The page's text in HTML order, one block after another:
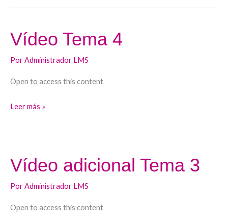
Vídeo Tema 4
PorAdministrador LMS
Open to access this content
Vídeo
Tema
4
Leer más »
Vídeo adicional Tema 3
PorAdministrador LMS
Open to access this content
Vídeo
adicional
Tema